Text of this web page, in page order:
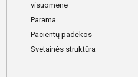
visuomene
Parama
Pacientų padėkos
Svetainės struktūra